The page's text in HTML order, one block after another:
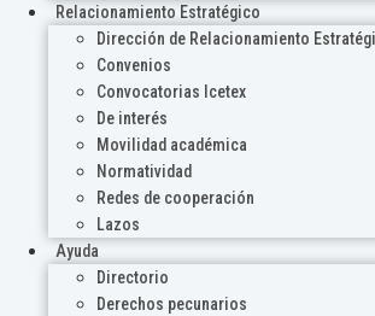
Relacionamiento Estratégico
Dirección de Relacionamiento
Convenios
Convocatorias Icetex
De interés
Movilidad académica
Normatividad
Redes de cooperación
Lazos
Ayuda
Directorio
Derechos pecunarios